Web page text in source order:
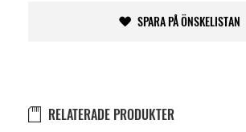
SPARA PÅ ÖNSKELISTAN
RELATERADE PRODUKTER